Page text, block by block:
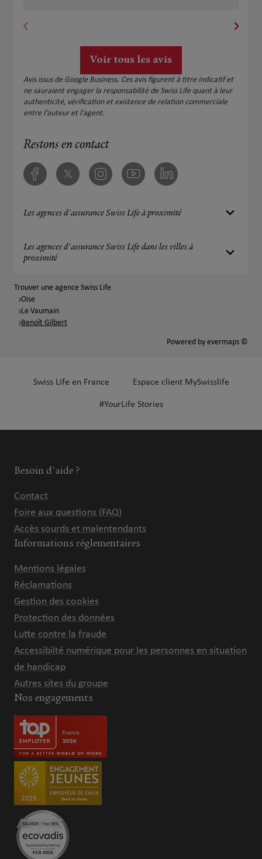
Voir tous les avis
Avis issus de Google Business. Ces avis figurent à titre indicatif et
ne sauraient engager la responsabilité de Swiss Life quant à leur
authenticité, vérification et existence de relation commerciale
entre l'auteur et l'agent.
Restons en contact
FacebookTwitter InstagramYoutube Linkedin
Les agences d'assurance Swiss Life à proximité
Les agences d'assurance Swiss Life dans les villes à
proximité
Trouver une agence Swiss Life
Oise
Le Vaumain
Benoît Gilbert
Powered by evermaps ©
Swiss Life en France Espace client MySwisslife
#YourLife Stories
Besoin d'aide ?
Contact
Foire aux questions (FAQ)
Accès sourds et malentendants
Informations réglementaires
Mentions légales
Réclamations
Gestion des cookies
Protection des données
Lutte contre la fraude
Accessibilté numérique pour les personnes en situation
de handicap
Autres sites du groupe
Nos engagements